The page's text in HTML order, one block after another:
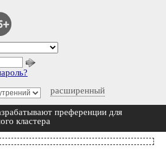
расширенный
преференции для
кластера